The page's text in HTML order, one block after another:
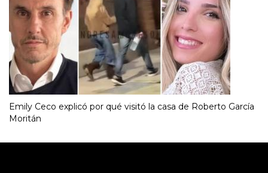
Emily Ceco explicó por qué visitó la casa de Roberto García
Moritán